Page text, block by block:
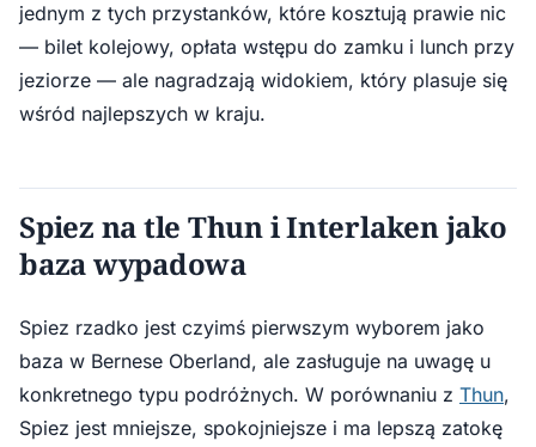
jednym z tych przystanków, które kosztują prawie nic
— bilet kolejowy, opłata wstępu do zamku i lunch przy
jeziorze — ale nagradzają widokiem, który plasuje się
wśród najlepszych w kraju.
Spiez na tle Thun i Interlaken jako
baza wypadowa
Spiez rzadko jest czyimś pierwszym wyborem jako
baza w Bernese Oberland, ale zasługuje na uwagę u
konkretnego typu podróżnych. W porównaniu z Thun,
Spiez jest mniejsze, spokojniejsze i ma lepszą zatokę